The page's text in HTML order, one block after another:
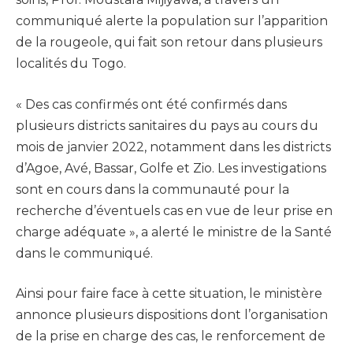
communiqué alerte la population sur l’apparition
de la rougeole, qui fait son retour dans plusieurs
localités du Togo.
« Des cas confirmés ont été confirmés dans
plusieurs districts sanitaires du pays au cours du
mois de janvier 2022, notamment dans les districts
d’Agoe, Avé, Bassar, Golfe et Zio. Les investigations
sont en cours dans la communauté pour la
recherche d’éventuels cas en vue de leur prise en
charge adéquate », a alerté le ministre de la Santé
dans le communiqué.
Ainsi pour faire face à cette situation, le ministère
annonce plusieurs dispositions dont l’organisation
de la prise en charge des cas, le renforcement de